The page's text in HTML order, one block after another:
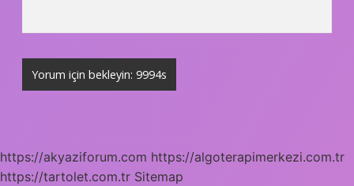
https://akyaziforum.com https://algoterapimerkezi.com.tr
https://tartolet.com.tr Sitemap